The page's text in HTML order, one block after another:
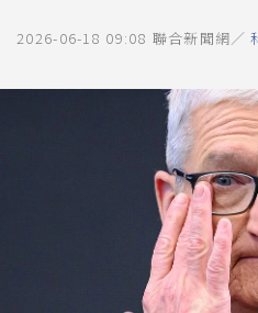
2026-06-18 09:08 聯合新聞網／